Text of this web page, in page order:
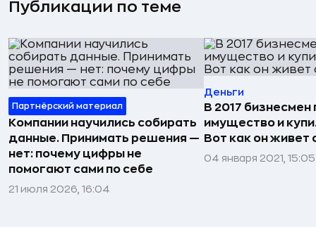
Публикации по теме
Партнёрский материал
Компании научились собирать
данные. Принимать решения —
нет: почему цифры не
помогают сами по себе
21 июля 2026, 16:04
Деньги
В 2017
имущество и
Вот как он живет
04 января 2021, 15:05